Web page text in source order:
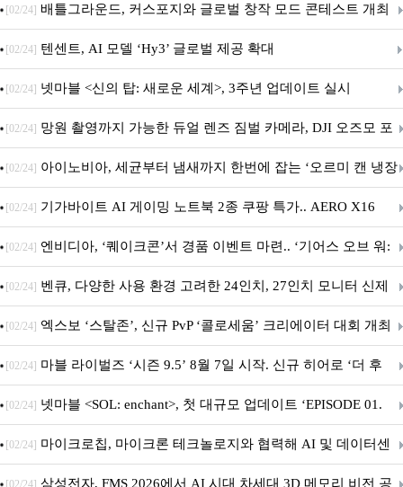
팀 월렛부터 PALIT 지포스 RTX 5060 DUAL까지 증정
[02/24] 배틀그라운드, 커스포지와 글로벌 창작 모드 콘테스트 개최
[02/24] 텐센트, AI 모델 ‘Hy3’ 글로벌 제공 확대
[02/24] 넷마블 <신의 탑: 새로운 세계>, 3주년 업데이트 실시
[02/24] 망원 촬영까지 가능한 듀얼 렌즈 짐벌 카메라, DJI 오즈모 포
켓 4P
[02/24] 아이노비아, 세균부터 냄새까지 한번에 잡는 ‘오르미 캔 냉장
고 살균 탈취기’ 출시
[02/24] 기가바이트 AI 게이밍 노트북 2종 쿠팡 특가.. AERO X16
GAMING A16 할인 진행
[02/24] 엔비디아, ‘퀘이크콘’서 경품 이벤트 마련.. ‘기어스 오브 워:
E-데이’ DLSS 지원
[02/24] 벤큐, 다양한 사용 환경 고려한 24인치, 27인치 모니터 신제
품 6종 출시
[02/24] 엑스보 ‘스탈존’, 신규 PvP ‘콜로세움’ 크리에이터 대회 개최
[02/24] 마블 라이벌즈 ‘시즌 9.5’ 8월 7일 시작. 신규 히어로 ‘더 후
드’ 합류
[02/24] 넷마블 <SOL: enchant>, 첫 대규모 업데이트 ‘EPISODE 01.
GENESIS: 신의 전장’ 사전등록 실시
[02/24] 마이크로칩, 마이크론 테크놀로지와 협력해 AI 및 데이터센
터 인프라용 고성능 PCIe® Gen 6 스토리지 아키텍처 시연
[02/24] 삼성전자, FMS 2026에서 AI 시대 차세대 3D 메모리 비전 공